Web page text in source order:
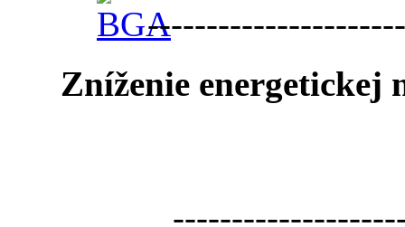
Zníženie energetickej